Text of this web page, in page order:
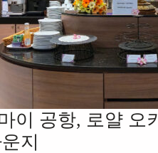
이 공항, 로얄 오키
지